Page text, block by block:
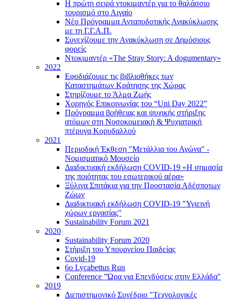
Η πρώτη σειρά ντοκιμαντέρ για το θαλάσσιο
τουρισμό στο Αιγαίο
Νέο Πρόγραμμα Ανταποδοτικής Ανακύκλωσης
με τη Γ.Γ.Α.Π.
Συνεχίζουμε την Ανακύκλωση σε Δημόσιους
φορείς
Ντοκιμαντέρ «The Stray Story: A dogumentary»
2022
Εφοδιάζουμε τις βιβλιοθήκες των
Καταστημάτων Κράτησης της Χώρας
Στηρίζουμε το Άλμα Ζωής
Χορηγός Επικοινωνίας του “Uni Day 2022”
Πρόγραμμα βοήθειας και ψυχικής στήριξης
ατόμων στη Νοσοκομειακή & Ψυχιατρική
πτέρυγα Κορυδαλλού
2021
Περιοδική Έκθεση "Μετάλλια του Αγώνα" -
Νομισματικό Μουσείο
Διαδικτυακή εκδήλωση COVID-19 «Η σημασία
της ποιότητας του εσωτερικού αέρα»
Ξύλινα Σπιτάκια για την Προστασία Αδέσποτων
Ζώων
Διαδικτυακή εκδήλωση COVID-19 "Υγιεινή
χώρων εργασίας"
Sustainability Forum 2021
2020
Sustainability Forum 2020
Στήριξη του Υπουργείου Παιδείας
Covid-19
6ο Lycabettus Run
Conference "Ώρα για Επενδύσεις στην Ελλάδα"
2019
Διεπιστημονικό Συνέδριο "Τεχνολογικές